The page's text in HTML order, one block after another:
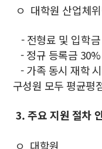
ㅇ 대학원 산업체
- 전형료 및 입학
- 정규 등록금
- 가족 동시 재학
구성원 모두 평균평
3. 주요 지원 절차
ㅇ 대학원